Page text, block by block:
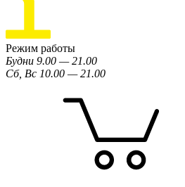
Режим работы
Будни 9.00 — 21.00
Сб, Вс 10.00 — 21.00